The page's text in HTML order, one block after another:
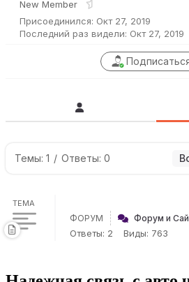
New Member
Присоединился: Окт 27, 2019
Последний раз видели: Окт 27, 2019
Темы: 1 / Ответы: 0
ТЕМА
ФОРУМ Форум и
Ответы: 2 Виды: 763